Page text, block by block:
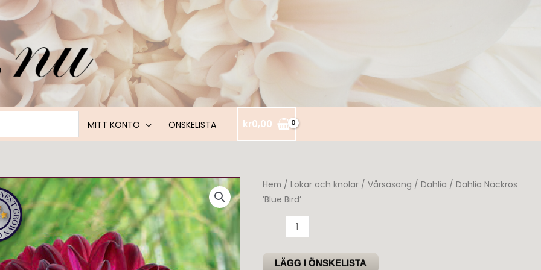
MITT KONTO ÖNSKELISTA kr0,00
Hem /Lökar och knölar /Vårsäsong /Dahlia / Dahlia Näckros
’Blue Bird’
Näckros
'Blue
LÄGG I ÖNSKELISTA